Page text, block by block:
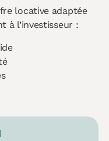
locative adaptée
à l’investisseur :